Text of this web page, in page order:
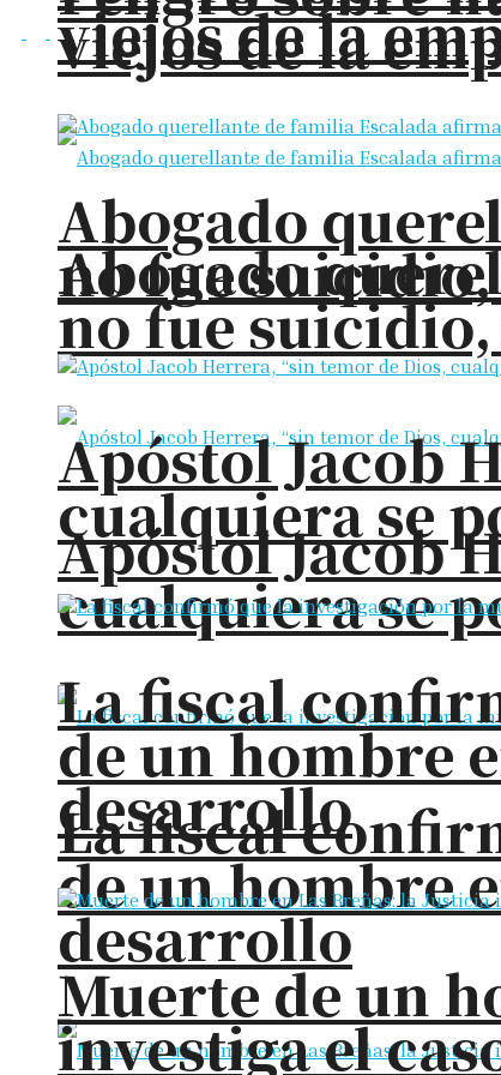
viejos de la
Abogado
no fue
Apóstol Jacob
cualquiera se
La fiscal
de un hombre
desarrollo
viejos de la
Abogado
no fue
Apóstol Jacob
cualquiera se
La fiscal
de un hombre
desarrollo
Muerte de un
investiga el